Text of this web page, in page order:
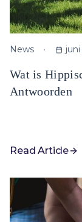
News juni
Wat is
Antwoorden
Read Article